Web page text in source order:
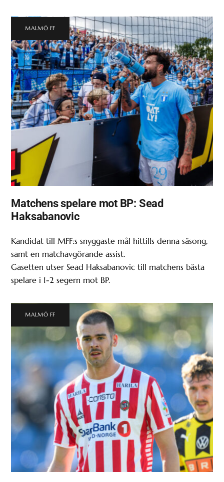
MALMÖ FF
Matchens spelare mot BP: Sead
Haksabanovic
Kandidat till MFF:s snyggaste mål hittills denna säsong,
samt en matchavgörande assist.
Gasetten utser Sead Haksabanovic till matchens bästa
spelare i 1-2 segern mot BP.
MALMÖ FF